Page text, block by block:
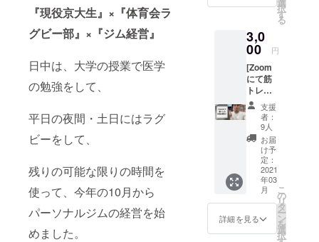
『現役京大生』×『体育会ラ
グビー部』×『ジム経営』
日中は、大学の授業で医学
の勉強をして、
平日の夜間・土日にはラグ
ビーをして、
残りの可能な限りの時間を
使って、今年の10月から
パーソナルジムの経営を始
めました。
学生以
外の方
のご利
用はで
きませ
ん。 ・
有効期
限2021
年12月
31日ま
でに利
用ス
タート
選
択
す
る
3,0
00 円
[Zoom
にて筋
トレの
お悩み
解決を
しま
す！] ▼
リター
ン内容
✔︎イン
ストラ
クター
の資格
を持
つ、プ
支援
者：
9人
お届
け予
定：
2021
年03
月
詳細を見る
こ
の
リ
タ
ー
ン
を
選
択